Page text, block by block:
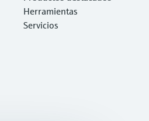
Herramientas
Servicios